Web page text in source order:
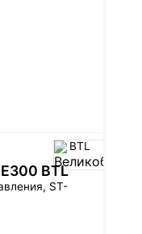
BTL
BTL
ST-